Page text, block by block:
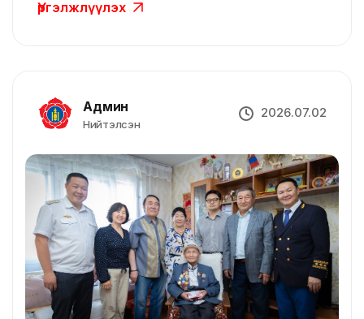
онцоллоо
Үргэлжлүүлэх
Админ
Нийтэлсэн
2026.07.02